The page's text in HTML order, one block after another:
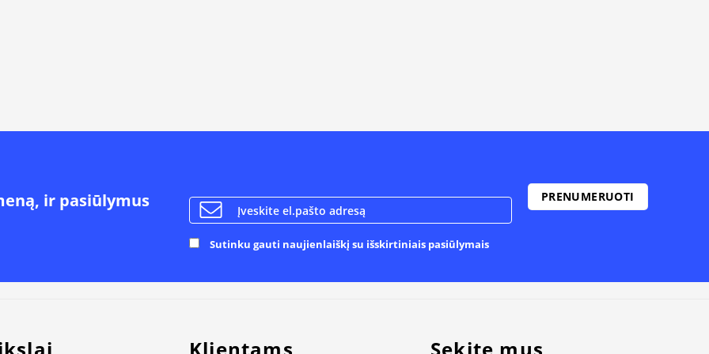
ir pasiūlymus
Sutinku gauti naujienlaiškį su išskirtiniais pasiūlymais
Klientams Sekite mus